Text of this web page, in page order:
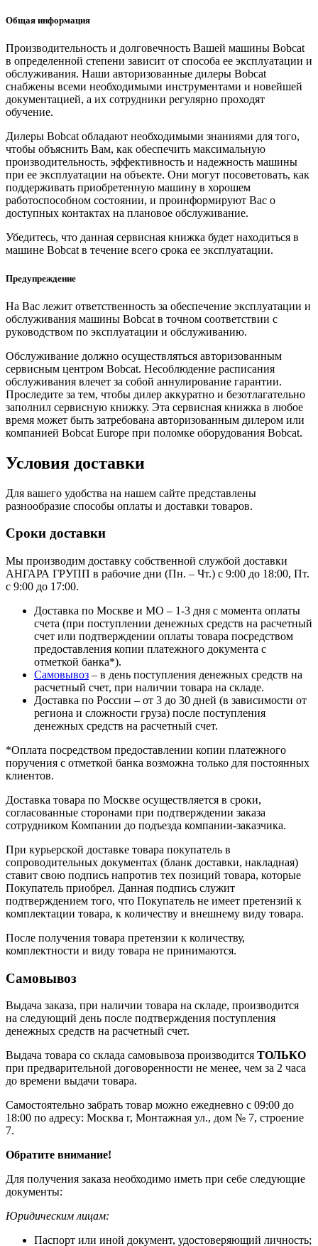
Общая информация
Производительность и долговечность Вашей машины Bobcat
в определенной степени зависит от способа ее эксплуатации и
обслуживания. Наши авторизованные дилеры Bobcat
снабжены всеми необходимыми инструментами и новейшей
документацией, а их сотрудники регулярно проходят
обучение.
Дилеры Bobcat обладают необходимыми знаниями для того,
чтобы объяснить Вам, как обеспечить максимальную
производительность, эффективность и надежность машины
при ее эксплуатации на объекте. Они могут посоветовать, как
поддерживать приобретенную машину в хорошем
работоспособном состоянии, и проинформируют Вас о
доступных контактах на плановое обслуживание.
Убедитесь, что данная сервисная книжка будет находиться в
машине Bobcat в течение всего срока ее эксплуатации.
Предупреждение
На Вас лежит ответственность за обеспечение эксплуатации и
обслуживания машины Bobcat в точном соответствии с
руководством по эксплуатации и обслуживанию.
Обслуживание должно осуществляться авторизованным
сервисным центром Bobcat. Несоблюдение расписания
обслуживания влечет за собой аннулирование гарантии.
Проследите за тем, чтобы дилер аккуратно и безотлагательно
заполнил сервисную книжку. Эта сервисная книжка в любое
время может быть затребована авторизованным дилером или
компанией Bobcat Europe при поломке оборудования Bobcat.
Условия доставки
Для вашего удобства на нашем сайте представлены
разнообразие способы оплаты и доставки товаров.
Сроки доставки
Мы производим доставку собственной службой доставки
АНГАРА ГРУПП в рабочие дни (Пн. – Чт.) с 9:00 до 18:00, Пт.
с 9:00 до 17:00.
Доставка по Москве и МО – 1-3 дня с момента оплаты
счета (при поступлении денежных средств на расчетный
счет или подтверждении оплаты товара посредством
предоставления копии платежного документа с
отметкой банка*).
Самовывоз – в день поступления денежных средств на
расчетный счет, при наличии товара на складе.
Доставка по России – от 3 до 30 дней (в зависимости от
региона и сложности груза) после поступления
денежных средств на расчетный счет.
*Оплата посредством предоставлении копии платежного
поручения с отметкой банка возможна только для постоянных
клиентов.
Доставка товара по Москве осуществляется в сроки,
согласованные сторонами при подтверждении заказа
сотрудником Компании до подъезда компании-заказчика.
При курьерской доставке товара покупатель в
сопроводительных документах (бланк доставки, накладная)
ставит свою подпись напротив тех позиций товара, которые
Покупатель приобрел. Данная подпись служит
подтверждением того, что Покупатель не имеет претензий к
комплектации товара, к количеству и внешнему виду товара.
После получения товара претензии к количеству,
комплектности и виду товара не принимаются.
Самовывоз
Выдача заказа, при наличии товара на складе, производится
на следующий день после подтверждения поступления
денежных средств на расчетный счет.
Выдача товара со склада самовывоза производится ТОЛЬКО
при предварительной договоренности не менее, чем за 2 часа
до времени выдачи товара.
Самостоятельно забрать товар можно ежедневно с 09:00 до
18:00 по адресу: Москва г, Монтажная ул., дом № 7, строение
7.
Обратите внимание!
Для получения заказа необходимо иметь при себе следующие
документы:
Юридическим лицам:
Паспорт или иной документ, удостоверяющий личность;